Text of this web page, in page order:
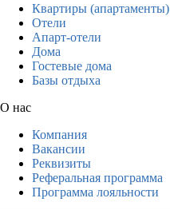
Квартиры (апартаменты)
Отели
Апарт-отели
Дома
Гостевые дома
Базы отдыха
О нас
Компания
Вакансии
Реквизиты
Реферальная программа
Программа лояльности